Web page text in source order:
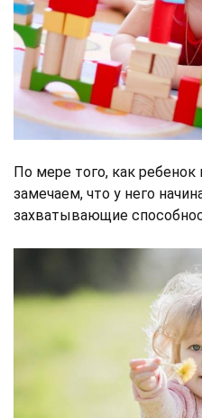
По мере того, как
замечаем, что у него
захватывающие